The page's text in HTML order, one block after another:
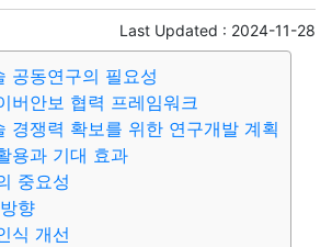
미용 증권 인테리어
원예 금융 게임
미 여행 맛집 컴퓨터 기술
건강
Last Updated : 2024-11-28
공동연구의 필요성
버안보 협력 프레임워크
경쟁력 확보를 위한 연구개발 계획
용과 기대 효과
중요성
향
식 개선